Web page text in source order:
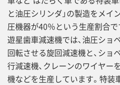
と油圧シリンダ」の製造をメイ
圧機器が40％という生産割合で
遊星歯車減速機では、油圧ショ
回転させる旋回減速機と、ショ
行減速機、クレーンのワイヤー
機などを生産しています。特装